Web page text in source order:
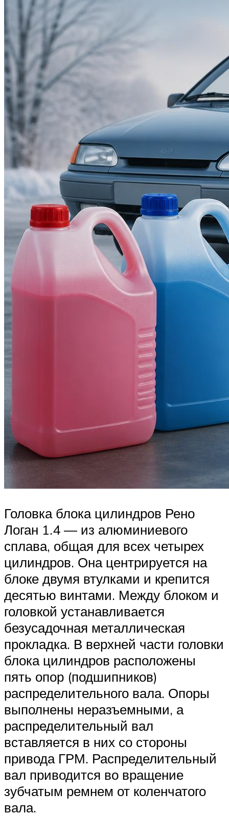
Головка блока цилиндров Рено
Логан 1.4 — из алюминиевого
сплава, общая для всех четырех
цилиндров. Она центрируется на
блоке двумя втулками и крепится
десятью винтами. Между блоком и
головкой устанавливается
безусадочная металлическая
прокладка. В верхней части головки
блока цилиндров расположены
пять опор (подшипников)
распределительного вала. Опоры
выполнены неразъемными, а
распределительный вал
вставляется в них со стороны
привода ГРМ. Распределительный
вал приводится во вращение
зубчатым ремнем от коленчатого
вала.